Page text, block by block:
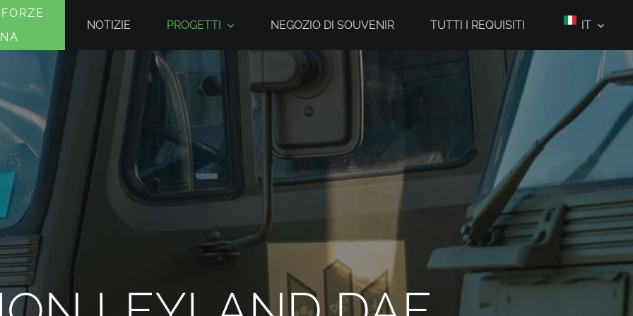
NOTIZIE PROGETTI NEGOZIO DI SOUVENIR TUTTI I REQUISITI IT